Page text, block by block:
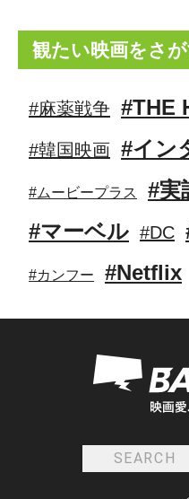
観たい映画をさが
#麻薬戦争 #THE
#韓国映画 #イン
#ムービープラス #実
#マーベル #DC
#カンフー #Netflix